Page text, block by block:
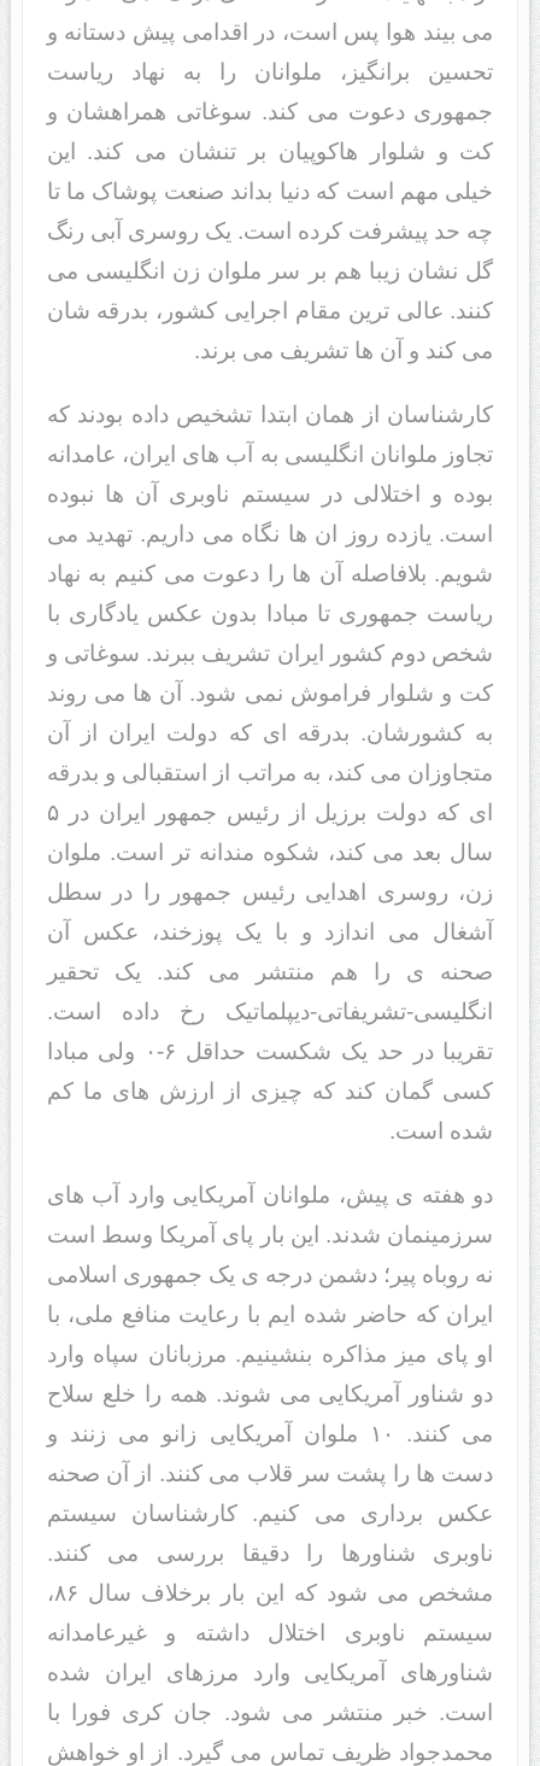
می بیند هوا پس است، در اقدامی پیش دستانه و
تحسین برانگیز، ملوانان را به نهاد ریاست
جمهوری دعوت می کند. سوغاتی همراهشان و
کت و شلوار هاکوپیان بر تنشان می کند. این
خیلی مهم است که دنیا بداند صنعت پوشاک ما تا
چه حد پیشرفت کرده است. یک روسری آبی رنگ
گل نشان زیبا هم بر سر ملوان زن انگلیسی می
کنند. عالی ترین مقام اجرایی کشور، بدرقه شان
می کند و آن ها تشریف می برند.
کارشناسان از همان ابتدا تشخیص داده بودند که
تجاوز ملوانان انگلیسی به آب های ایران، عامدانه
بوده و اختلالی در سیستم ناوبری آن ها نبوده
است. یازده روز ان ها نگاه می داریم. تهدید می
شویم. بلافاصله آن ها را دعوت می کنیم به نهاد
ریاست جمهوری تا مبادا بدون عکس یادگاری با
شخص دوم کشور ایران تشریف ببرند. سوغاتی و
کت و شلوار فراموش نمی شود. آن ها می روند
به کشورشان. بدرقه ای که دولت ایران از آن
متجاوزان می کند، به مراتب از استقبالی و بدرقه
ای که دولت برزیل از رئیس جمهور ایران در ۵
سال بعد می کند، شکوه مندانه تر است. ملوان
زن، روسری اهدایی رئیس جمهور را در سطل
آشغال می اندازد و با یک پوزخند، عکس آن
صحنه ی را هم منتشر می کند. یک تحقیر
انگلیسی-تشریفاتی-دیپلماتیک رخ داده است.
تقریبا در حد یک شکست حداقل ۶-۰ ولی مبادا
کسی گمان کند که چیزی از ارزش های ما کم
شده است.
دو هفته ی پیش، ملوانان آمریکایی وارد آب های
سرزمینمان شدند. این بار پای آمریکا وسط است
نه روباه پیر؛ دشمن درجه ی یک جمهوری اسلامی
ایران که حاضر شده ایم با رعایت منافع ملی، با
او پای میز مذاکره بنشینیم. مرزبانان سپاه وارد
دو شناور آمریکایی می شوند. همه را خلع سلاح
می کنند. ۱۰ ملوان آمریکایی زانو می زنند و
دست ها را پشت سر قلاب می کنند. از آن صحنه
عکس برداری می کنیم. کارشناسان سیستم
ناوبری شناورها را دقیقا بررسی می کنند.
مشخص می شود که این بار برخلاف سال ۸۶،
سیستم ناوبری اختلال داشته و غیرعامدانه
شناورهای آمریکایی وارد مرزهای ایران شده
است. خبر منتشر می شود. جان کری فورا با
محمدجواد ظریف تماس می گیرد. از او خواهش